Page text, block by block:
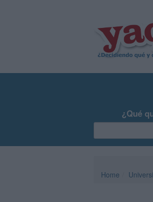
¿Qué
Home